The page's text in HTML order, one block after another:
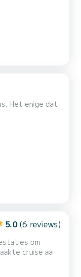
Het enige dat
5.0 (6 reviews)
om